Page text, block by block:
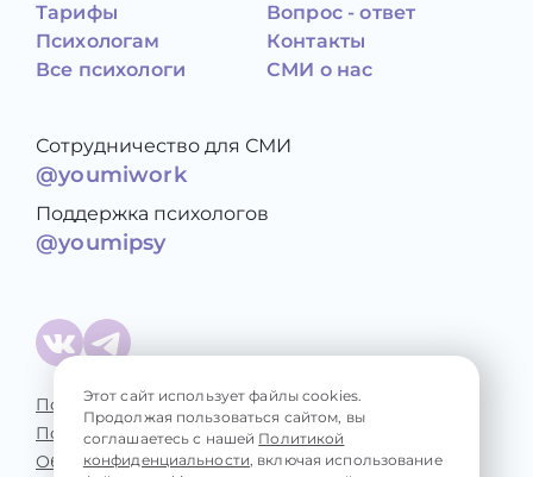
Тарифы
Психологам
Все психологи
Вопрос - ответ
Контакты
СМИ о нас
Сотрудничество для СМИ
@youmiwork
Поддержка психологов
@youmipsy
Политика конфиденциальности
Пользовательское соглашение
Обработка персональных данных
Этот сайт использует файлы cookies.
Продолжая пользоваться сайтом, вы
соглашаетесь с нашей Политикой
конфиденциальности, включая использование